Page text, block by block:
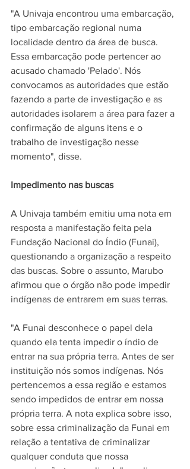
"A Univaja encontrou uma embarcação,
tipo embarcação regional numa
localidade dentro da área de busca.
Essa embarcação pode pertencer ao
acusado chamado 'Pelado'. Nós
convocamos as autoridades que estão
fazendo a parte de investigação e as
autoridades isolarem a área para fazer a
confirmação de alguns itens e o
trabalho de investigação nesse
momento", disse.
Impedimento nas buscas
A Univaja também emitiu uma nota em
resposta a manifestação feita pela
Fundação Nacional do Índio (Funai),
questionando a organização a respeito
das buscas. Sobre o assunto, Marubo
afirmou que o órgão não pode impedir
indígenas de entrarem em suas terras.
"A Funai desconhece o papel dela
quando ela tenta impedir o índio de
entrar na sua própria terra. Antes de ser
instituição nós somos indígenas. Nós
pertencemos a essa região e estamos
sendo impedidos de entrar em nossa
própria terra. A nota explica sobre isso,
sobre essa criminalização da Funai em
relação a tentativa de criminalizar
qualquer conduta que nossa